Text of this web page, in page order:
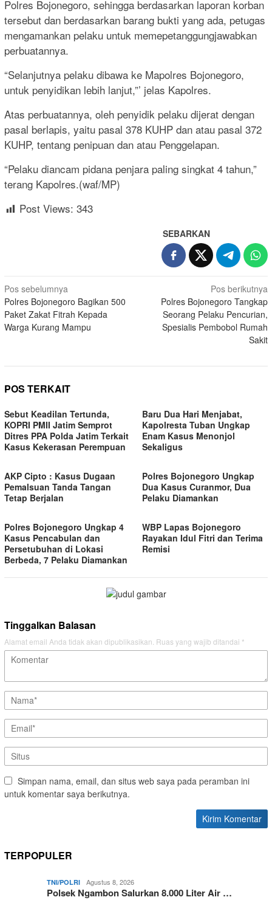
Polres Bojonegoro, sehingga berdasarkan laporan korban
tersebut dan berdasarkan barang bukti yang ada, petugas
mengamankan pelaku untuk memepetanggungjawabkan
perbuatannya.
“Selanjutnya pelaku dibawa ke Mapolres Bojonegoro,
untuk penyidikan lebih lanjut,”’ jelas Kapolres.
Atas perbuatannya, oleh penyidik pelaku dijerat dengan
pasal berlapis, yaitu pasal 378 KUHP dan atau pasal 372
KUHP, tentang penipuan dan atau Penggelapan.
“Pelaku diancam pidana penjara paling singkat 4 tahun,”
terang Kapolres.(waf/MP)
Post Views: 343
SEBARKAN
Navigasi
pos
Pos sebelumnya
Polres Bojonegoro Bagikan 500
Paket Zakat Fitrah Kepada
Warga Kurang Mampu
Pos berikutnya
Polres Bojonegoro Tangkap
Seorang Pelaku Pencurian,
Spesialis Pembobol Rumah
Sakit
POS TERKAIT
Sebut Keadilan Tertunda,
KOPRI PMII Jatim Semprot
Ditres PPA Polda Jatim Terkait
Kasus Kekerasan Perempuan
Baru Dua Hari Menjabat,
Kapolresta Tuban Ungkap
Enam Kasus Menonjol
Sekaligus
AKP Cipto : Kasus Dugaan
Pemalsuan Tanda Tangan
Tetap Berjalan
Polres Bojonegoro Ungkap
Dua Kasus Curanmor, Dua
Pelaku Diamankan
Polres Bojonegoro Ungkap 4
Kasus Pencabulan dan
Persetubuhan di Lokasi
Berbeda, 7 Pelaku Diamankan
WBP Lapas Bojonegoro
Rayakan Idul Fitri dan Terima
Remisi
Tinggalkan Balasan
Alamat email Anda tidak akan dipublikasikan. Ruas yang wajib ditandai *
Simpan nama, email, dan situs web saya pada peramban ini
untuk komentar saya berikutnya.
TERPOPULER
TNI/POLRI Agustus 8, 2026
Polsek Ngambon Salurkan 8.000 Liter Air …